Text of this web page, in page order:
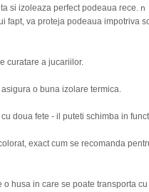
si izoleaza perfect podeaua rece. n
fapt, va proteja podeaua impotriva
curatare a jucariilor.
o buna izolare termica.
doua fete - il puteti schimba in
exact cum se recomanda
husa in care se poate transporta